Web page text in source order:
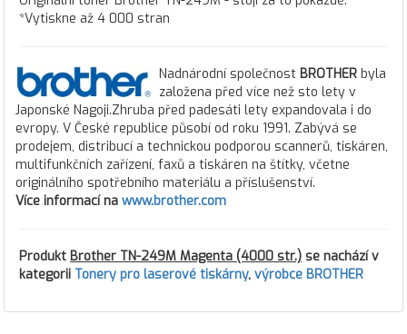
*Vytiskne až 4 000 stran
Nadnárodní společnost BROTHER byla
založena před více než sto lety v
Japonské Nagoji.Zhruba před padesáti lety expandovala i do
evropy. V České republice působí od roku 1991. Zabývá se
prodejem, distribucí a technickou podporou scannerů, tiskáren,
multifunkčních zařízení, faxů a tiskáren na štítky, včetne
originálního spotřebního materiálu a příslušenství.
Více informací na www.brother.com
Produkt Brother TN-249M Magenta (4000 str.) se nachází v
kategorii Tonery pro laserové tiskárny, výrobce BROTHER